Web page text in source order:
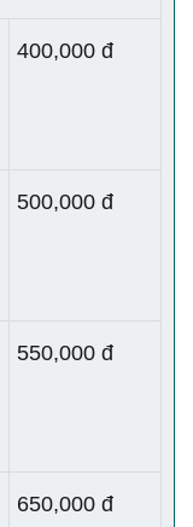
400,000 đ
500,000 đ
550,000 đ
650,000 đ